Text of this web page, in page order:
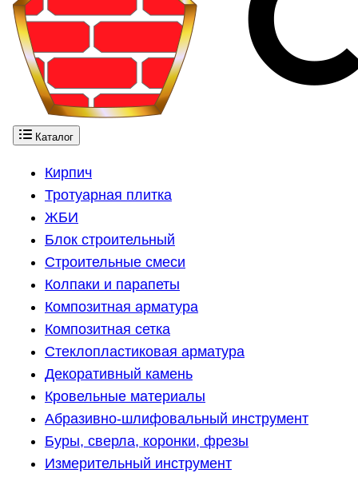
Каталог
Кирпич
Тротуарная плитка
ЖБИ
Блок строительный
Строительные смеси
Колпаки и парапеты
Композитная арматура
Композитная сетка
Стеклопластиковая арматура
Декоративный камень
Кровельные материалы
Абразивно-шлифовальный инструмент
Буры, сверла, коронки, фрезы
Измерительный инструмент